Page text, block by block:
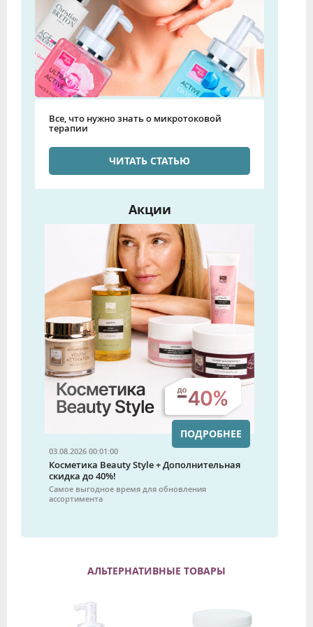
Все, что нужно знать о микротоковой
терапии
ЧИТАТЬ СТАТЬЮ
Акции
03.08.2026 00:01:00
Косметика Beauty Style + Дополнительная
скидка до 40%!
Самое выгодное время для обновления
ассортимента
ПОДРОБНЕЕ
АЛЬТЕРНАТИВНЫЕ ТОВАРЫ